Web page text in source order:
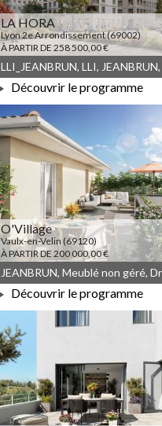
LA HORA
Lyon 2e Arrondissement (69002)
À PARTIR DE 258 500,00 €
À PARTIR DE 258 500,00 €
Découvrir le programme
O'Village
Vaulx-en-Velin (69120)
À PARTIR DE 200 000,00 €
À PARTIR DE 200 000,00 €
Découvrir le programme